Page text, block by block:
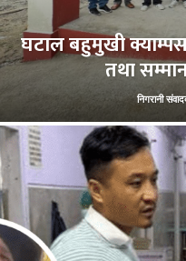
घटाल बहुमुखी
तथा
निगरानी